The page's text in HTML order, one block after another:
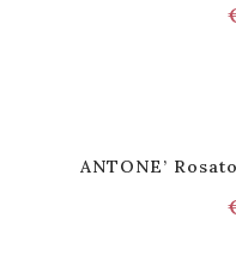
ANTONE’